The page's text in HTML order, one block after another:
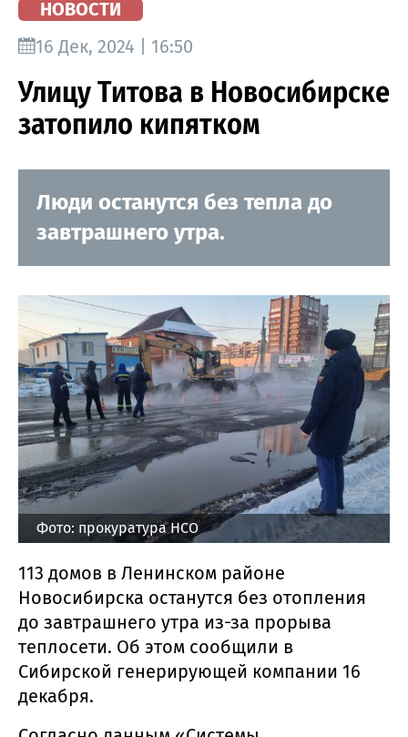
НОВОСТИ
16 Дек, 2024 | 16:50
Улицу Титова в Новосибирске
затопило кипятком
Люди останутся без тепла до
завтрашнего утра.
Фото: прокуратура НСО
113 домов в Ленинском районе
Новосибирска останутся без отопления
до завтрашнего утра из-за прорыва
теплосети. Об этом сообщили в
Сибирской генерирующей компании 16
декабря.